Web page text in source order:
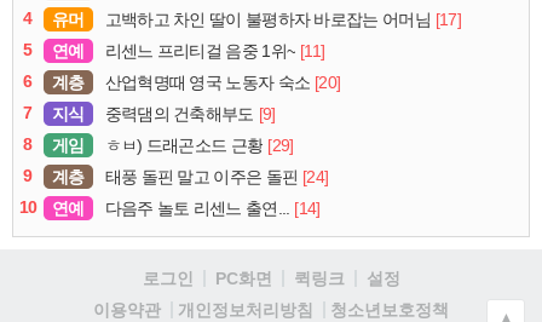
4
유머 고백하고 차인 딸이 불평하자 바로잡는 어머님 [17]
5
연예 리센느 프리티걸 음중 1위~ [11]
6
계층 산업혁명때 영국 노동자 숙소 [20]
7
지식 중력댐의 건축해부도 [9]
8
게임 ㅎㅂ) 드래곤소드 근황 [29]
9
계층 태풍 돌핀 말고 이주은 돌핀 [24]
10
연예 다음주 놀토 리센느 출연... [14]
로그인 PC화면 퀵링크
설정
이용약관
개인정보처리방침
청소년보호정책
▲